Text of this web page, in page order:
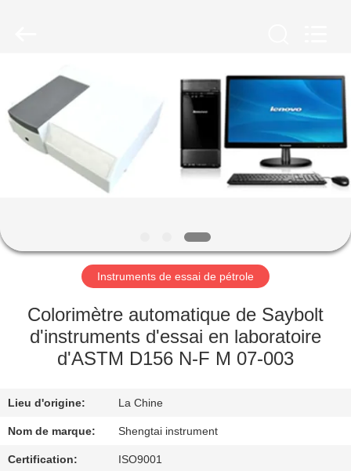
MAISON
PRODUITS
DE
NOUS
VISITE
D'USINE
DE
QUALITÉ
Instruments de essai de pétrole
Colorimètre automatique de Saybolt
d'instruments d'essai en laboratoire
d'ASTM D156 N-F M 07-003
Lieu d'origine: La Chine
Nom de marque: Shengtai instrument
Certification: ISO9001